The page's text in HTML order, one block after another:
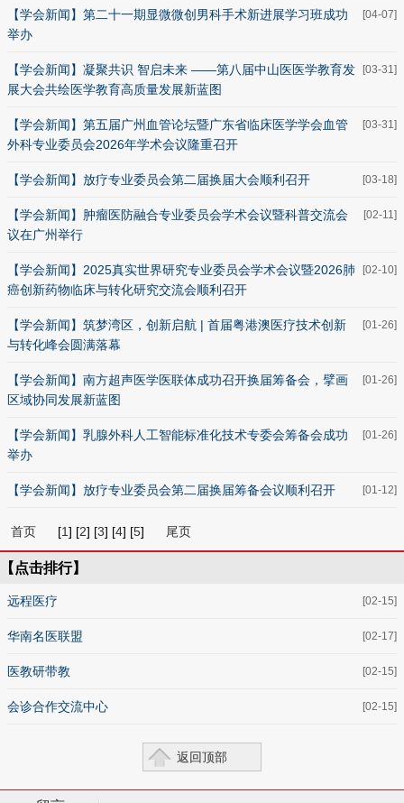
[04-07]
【学会新闻】第二十一期显微微创男科手术新进展学习班成功
举办
[03-31]
【学会新闻】凝聚共识 智启未来 ——第八届中山医医学教育发
展大会共绘医学教育高质量发展新蓝图
[03-31]
【学会新闻】第五届广州血管论坛暨广东省临床医学学会血管
外科专业委员会2026年学术会议隆重召开
[03-18]
【学会新闻】放疗专业委员会第二届换届大会顺利召开
[02-11]
【学会新闻】肿瘤医防融合专业委员会学术会议暨科普交流会
议在广州举行
[02-10]
【学会新闻】2025真实世界研究专业委员会学术会议暨2026肺
癌创新药物临床与转化研究交流会顺利召开
[01-26]
【学会新闻】筑梦湾区，创新启航 | 首届粤港澳医疗技术创新
与转化峰会圆满落幕
[01-26]
【学会新闻】南方超声医学医联体成功召开换届筹备会，擘画
区域协同发展新蓝图
[01-26]
【学会新闻】乳腺外科人工智能标准化技术专委会筹备会成功
举办
[01-12]
【学会新闻】放疗专业委员会第二届换届筹备会议顺利召开
首页 [1] [2] [3] [4] [5] 尾页
【点击排行】
[02-15]
远程医疗
[02-17]
华南名医联盟
[02-15]
医教研带教
[02-15]
会诊合作交流中心
返回顶部